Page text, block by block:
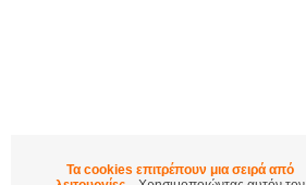
Τα cookies επιτρέπουν μια σειρά από